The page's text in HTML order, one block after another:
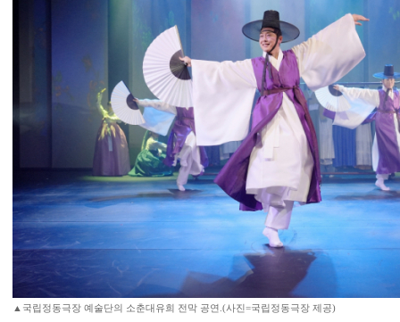
▲국립정동극장 예술단의 소춘대유희 전막 공연.(사진=국립정동극장 제공)